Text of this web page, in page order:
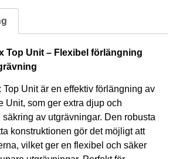
Top Unit – Flexibel förlängning
Top Unit är en effektiv förlängning av
Unit, som ger extra djup och
av utgrävningar. Den robusta
konstruktionen gör det möjligt att
vilket ger en flexibel och säker